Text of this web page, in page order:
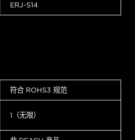
ERJ-S14
符合 ROHS3 规范
1（无限）